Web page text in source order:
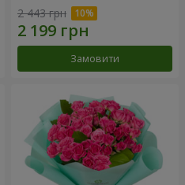
2 443 грн
Замовити